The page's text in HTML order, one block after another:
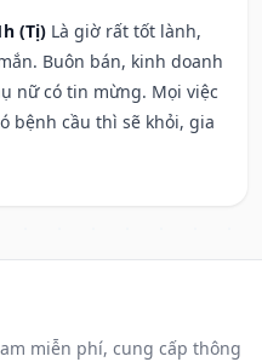
(Tị) Là giờ rất tốt lành,
Buôn bán, kinh doanh
nữ có tin mừng. Mọi việc
bệnh cầu thì sẽ khỏi, gia
miễn phí, cung cấp thông